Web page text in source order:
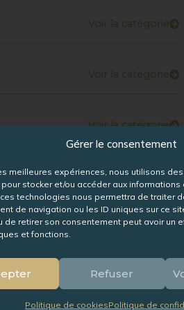
Gérer le consentement
meilleures expériences, nous utilisons
stocker et/ou accéder aux
technologies nous permettra de traiter
de navigation ou les ID uniques sur ce
de retirer son consentement peut avoir un
et fonctions.
Refuser
Politique de cookiesPolitique de
Voir la catégorie
Voir la catégorie
Voir la catégorie